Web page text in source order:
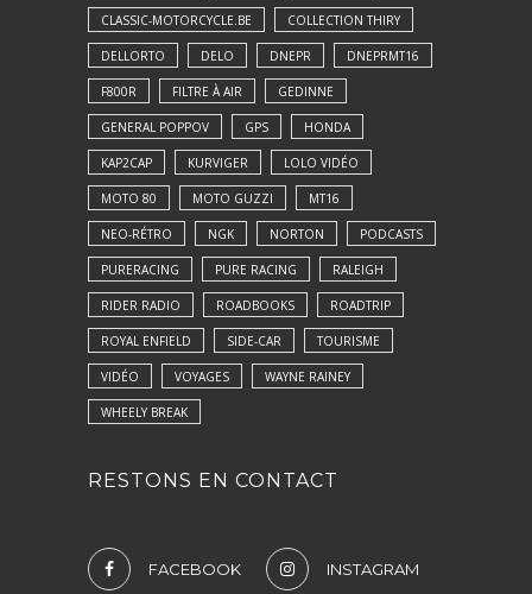
CLASSIC-MOTORCYCLE.BE COLLECTION THIRY
DELLORTO DELO DNEPR DNEPRMT16
F800R FILTRE À AIR GEDINNE
GENERAL POPPOV GPS HONDA
KAP2CAP KURVIGER LOLO VIDÉO
MOTO 80 MOTO GUZZI MT16
NEO-RÉTRO NGK NORTON PODCASTS
PURERACING PURE RACING RALEIGH
RIDER RADIO ROADBOOKS ROADTRIP
ROYAL ENFIELD SIDE-CAR TOURISME
VIDÉO VOYAGES WAYNE RAINEY
WHEELY BREAK
RESTONS EN CONTACT
FACEBOOK INSTAGRAM